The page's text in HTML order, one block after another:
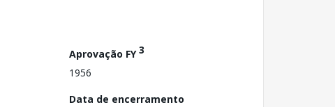
Aprovação FY3
1956
Data de encerramento